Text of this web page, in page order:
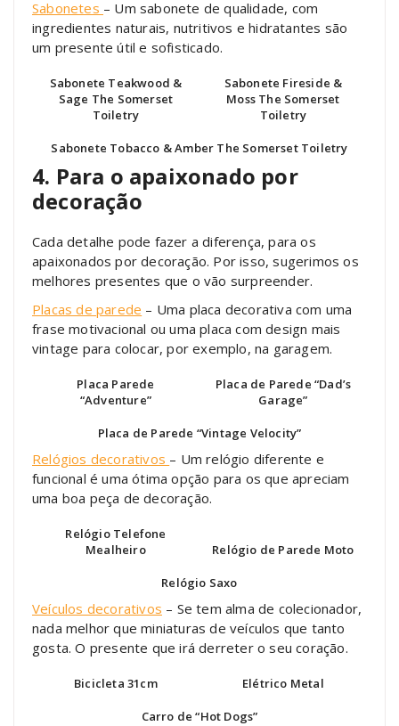
Sabonetes – Um sabonete de qualidade, com
ingredientes naturais, nutritivos e hidratantes são
um presente útil e sofisticado.
Sabonete Teakwood &
Sage The Somerset
Toiletry
Sabonete Fireside &
Moss The Somerset
Toiletry
Sabonete Tobacco & Amber The Somerset Toiletry
4. Para o apaixonado por
decoração
Cada detalhe pode fazer a diferença, para os
apaixonados por decoração. Por isso, sugerimos os
melhores presentes que o vão surpreender.
Placas de parede – Uma placa decorativa com uma
frase motivacional ou uma placa com design mais
vintage para colocar, por exemplo, na garagem.
Placa Parede
“Adventure”
Placa de Parede “Dad’s
Garage”
Placa de Parede “Vintage Velocity”
Relógios decorativos – Um relógio diferente e
funcional é uma ótima opção para os que apreciam
uma boa peça de decoração.
Relógio Telefone
Mealheiro
Relógio de Parede Moto
Relógio Saxo
Veículos decorativos – Se tem alma de colecionador,
nada melhor que miniaturas de veículos que tanto
gosta. O presente que irá derreter o seu coração.
Bicicleta 31cm Elétrico Metal
Carro de “Hot Dogs”